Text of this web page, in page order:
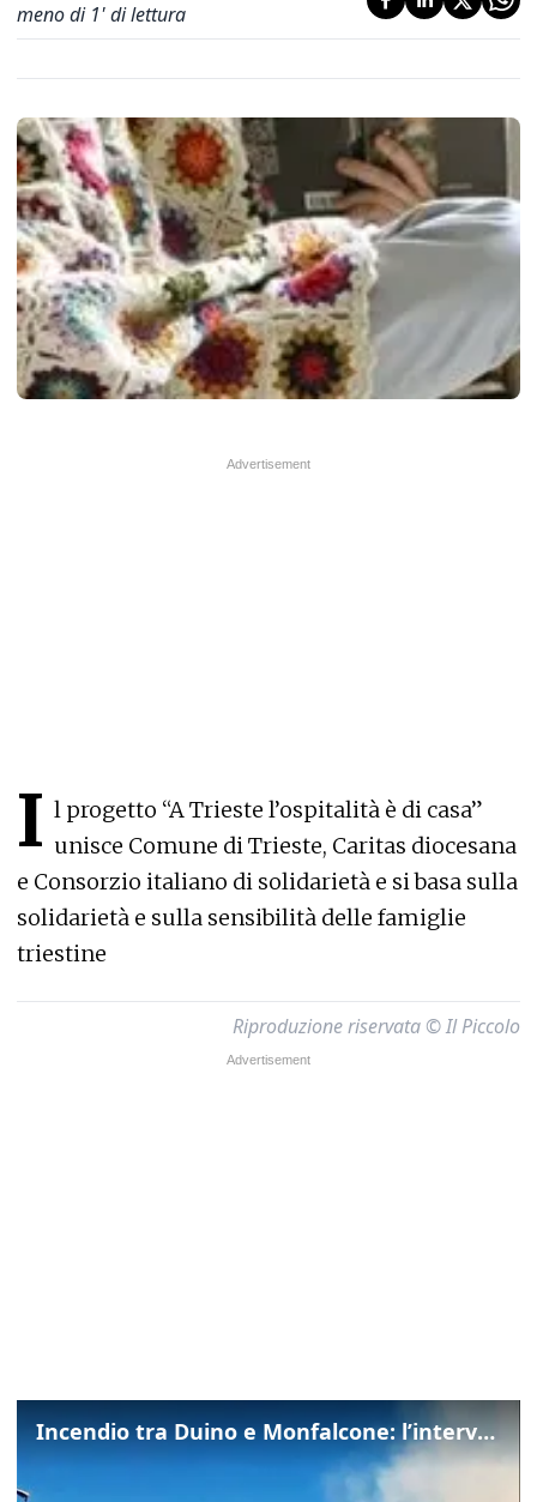
meno di 1' di lettura
I l progetto “A Trieste l’ospitalità è di casa”
unisce Comune di Trieste, Caritas diocesana
e Consorzio italiano di solidarietà e si basa sulla
solidarietà e sulla sensibilità delle famiglie
triestine
Riproduzione riservata © Il Piccolo
Incendio tra Duino e Monfalcone: l’intervento dei vigili del fuoco